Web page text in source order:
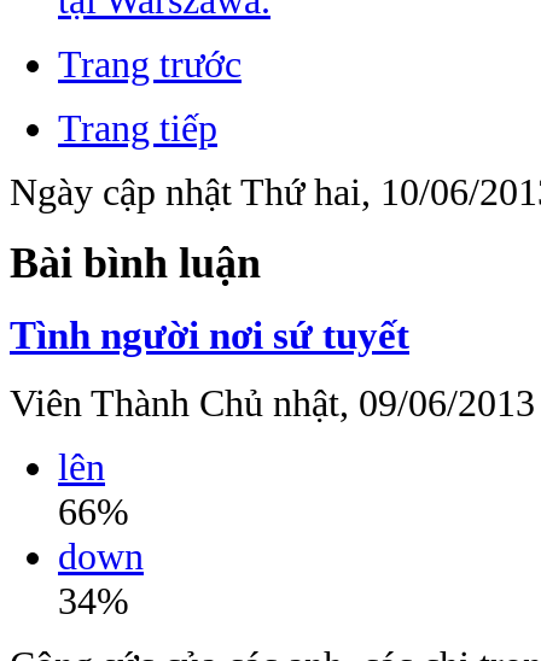
Trang trước
Trang tiếp
Ngày cập nhật Thứ hai, 10/06/
Bài bình luận
Tình người nơi sứ tuyết
Viên Thành Chủ nhật, 09/06/
lên
66%
down
34%